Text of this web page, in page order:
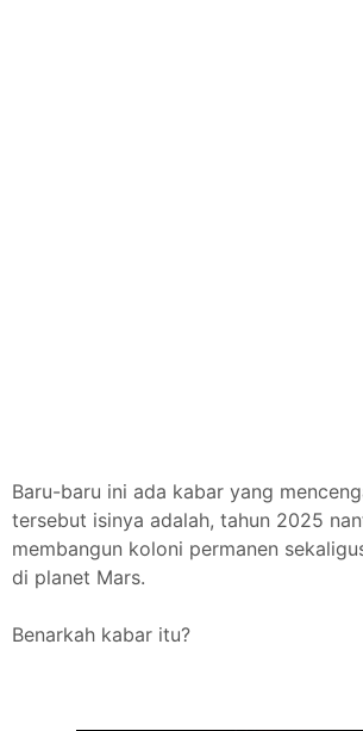
Baru-baru ini ada kabar yang
tersebut isinya adalah, tahun 2025
membangun koloni permanen
di planet Mars.
Benarkah kabar itu?